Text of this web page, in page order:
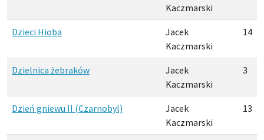
Kaczmarski
Dzieci Hioba
Jacek
Kaczmarski
14
Dzielnica żebraków
Jacek
Kaczmarski
3
Dzień gniewu II (Czarnobyl)
Jacek
Kaczmarski
13